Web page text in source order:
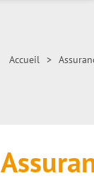
Accueil >